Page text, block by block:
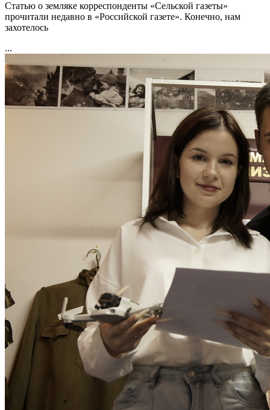
Статью о земляке корреспонденты «Сельской газеты»
прочитали недавно в «Российской газете». Конечно, нам
захотелось
...